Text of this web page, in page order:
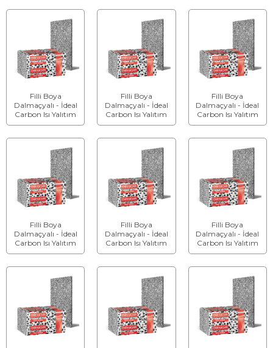
Filli Boya
Dalmaçyalı - İdeal
Carbon Isı Yalıtım
Levhası - Kalınlık: 3
Filli Boya
Dalmaçyalı - İdeal
Carbon Isı Yalıtım
Levhası - Kalınlık: 4
Filli Boya
Dalmaçyalı - İdeal
Carbon Isı Yalıtım
Levhası - Kalınlık: 5
Filli Boya
Dalmaçyalı - İdeal
Carbon Isı Yalıtım
Levhası - Kalınlık: 6
Filli Boya
Dalmaçyalı - İdeal
Carbon Isı Yalıtım
Levhası - Kalınlık: 7
Filli Boya
Dalmaçyalı - İdeal
Carbon Isı Yalıtım
Levhası - Kalınlık: 8